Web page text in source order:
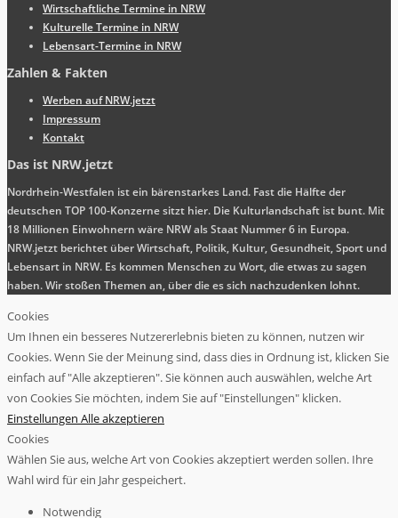
Wirtschaftliche Termine in NRW
Kulturelle Termine in NRW
Lebensart-Termine in NRW
Zahlen & Fakten
Werben auf NRW.jetzt
Impressum
Kontakt
Das ist NRW.jetzt
Nordrhein-Westfalen ist ein bärenstarkes Land. Fast die Hälfte der
deutschen TOP 100-Konzerne sitzt hier. Die Kulturlandschaft ist bunt. Mit
18 Millionen Einwohnern wäre NRW als Staat Nummer 6 in Europa.
NRW.jetzt berichtet über Wirtschaft, Politik, Kultur, Gesundheit, Sport und
Lebensart in NRW. Es kommen Menschen zu Wort, die etwas zu sagen
haben. Wir stoßen Themen an, über die es sich nachzudenken lohnt.
Cookies
Um Ihnen ein besseres Nutzererlebnis bieten zu können, nutzen wir
Cookies. Wenn Sie der Meinung sind, dass dies in Ordnung ist, klicken Sie
einfach auf "Alle akzeptieren". Sie können auch auswählen, welche Art
von Cookies Sie möchten, indem Sie auf "Einstellungen" klicken.
Einstellungen Alle akzeptieren
Cookies
Wählen Sie aus, welche Art von Cookies akzeptiert werden sollen. Ihre
Wahl wird für ein Jahr gespeichert.
Notwendig